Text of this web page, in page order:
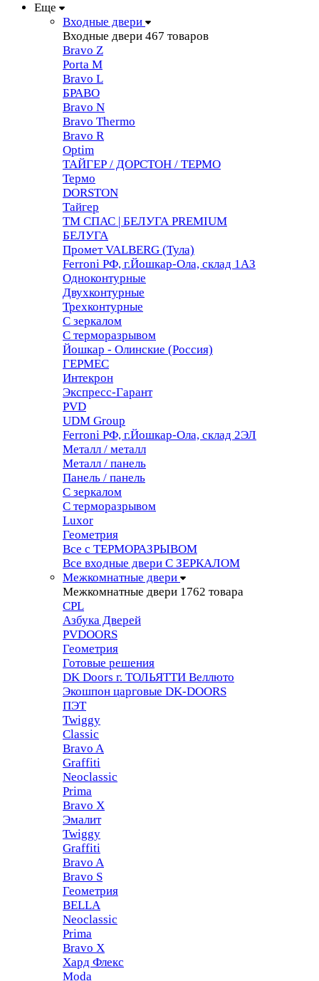
Еще
Входные двери
Входные двери 467 товаров
Bravo Z
Porta М
Bravo L
БРАВО
Bravo N
Bravo Thermo
Bravo R
Optim
ТАЙГЕР / ДОРСТОН / ТЕРМО
Термо
DORSTON
Тайгер
ТМ СПАС | БЕЛУГА PREMIUM
БЕЛУГА
Промет VALBERG (Тула)
Ferroni РФ, г.Йошкар-Ола, склад 1АЗ
Одноконтурные
Двухконтурные
Трехконтурные
С зеркалом
С терморазрывом
Йошкар - Олинские (Россия)
ГЕРМЕС
Интекрон
Экспресс-Гарант
PVD
UDM Group
Ferroni РФ, г.Йошкар-Ола, склад 2ЭЛ
Металл / металл
Металл / панель
Панель / панель
С зеркалом
С терморазрывом
Luxor
Геометрия
Все с ТЕРМОРАЗРЫВОМ
Все входные двери С ЗЕРКАЛОМ
Межкомнатные двери
Межкомнатные двери 1762 товара
CPL
Азбука Дверей
PVDOORS
Геометрия
Готовые решения
DK Doors г. ТОЛЬЯТТИ Веллюто
Экошпон царговые DK-DOORS
ПЭТ
Twiggy
Classic
Bravo A
Graffiti
Neoclassic
Prima
Bravo X
Эмалит
Twiggy
Graffiti
Bravo A
Bravo S
Геометрия
BELLA
Neoclassic
Prima
Bravo X
Хард Флекс
Moda